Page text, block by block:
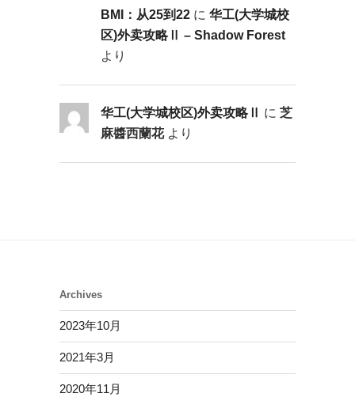
BMI：从25到22に 华工(大学城校
区)外卖攻略Ⅱ – Shadow Forest
より
华工(大学城校区)外卖攻略Ⅱ に 芝
麻醬西蘭花より
Archives
2023年10月
2021年3月
2020年11月